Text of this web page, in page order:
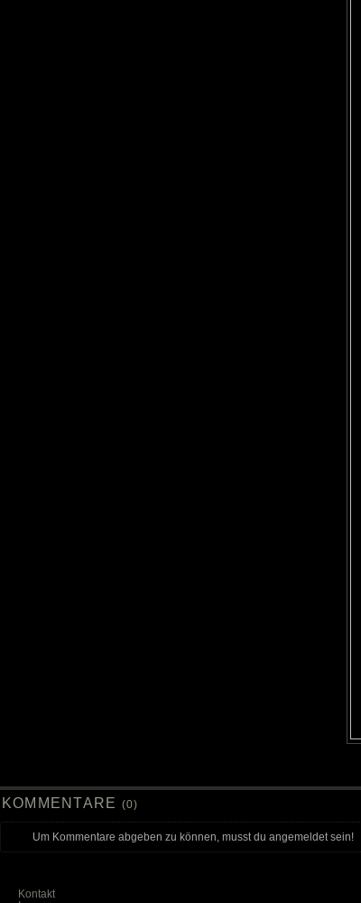
KOMMENTARE (0)
Um Kommentare abgeben zu können, musst du angemeldet sein!
Kontakt